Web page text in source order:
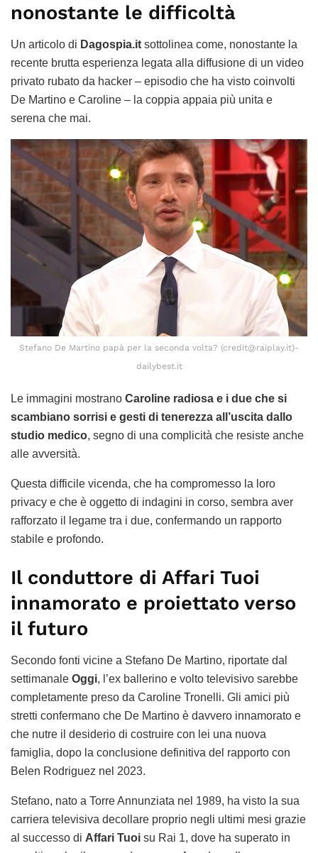
nonostante le difficoltà
Un articolo di Dagospia.it sottolinea come, nonostante la
recente brutta esperienza legata alla diffusione di un video
privato rubato da hacker – episodio che ha visto coinvolti
De Martino e Caroline – la coppia appaia più unita e
serena che mai.
Stefano De Martino papà per la seconda volta? (credit@raiplay.it)-
dailybest.it
Le immagini mostrano Caroline radiosa e i due che si
scambiano sorrisi e gesti di tenerezza all’uscita dallo
studio medico, segno di una complicità che resiste anche
alle avversità.
Questa difficile vicenda, che ha compromesso la loro
privacy e che è oggetto di indagini in corso, sembra aver
rafforzato il legame tra i due, confermando un rapporto
stabile e profondo.
Il conduttore di Affari Tuoi
innamorato e proiettato verso
il futuro
Secondo fonti vicine a Stefano De Martino, riportate dal
settimanale Oggi, l’ex ballerino e volto televisivo sarebbe
completamente preso da Caroline Tronelli. Gli amici più
stretti confermano che De Martino è davvero innamorato e
che nutre il desiderio di costruire con lei una nuova
famiglia, dopo la conclusione definitiva del rapporto con
Belen Rodriguez nel 2023.
Stefano, nato a Torre Annunziata nel 1989, ha visto la sua
carriera televisiva decollare proprio negli ultimi mesi grazie
al successo di Affari Tuoi su Rai 1, dove ha superato in